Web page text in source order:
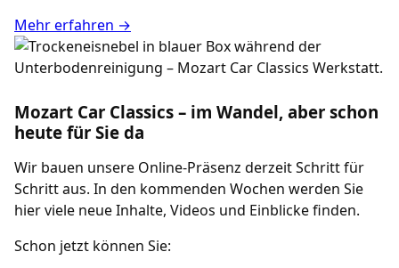
Mehr erfahren →
Mozart Car Classics – im Wandel, aber schon
heute für Sie da
Wir bauen unsere Online-Präsenz derzeit Schritt für
Schritt aus. In den kommenden Wochen werden Sie
hier viele neue Inhalte, Videos und Einblicke finden.
Schon jetzt können Sie: